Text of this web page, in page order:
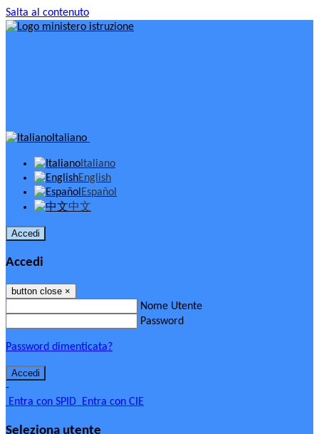
Salta al contenuto
Italiano
Italiano
English
Español
中文
Accedi
Accedi
button close ×
Nome Utente
Password
Password dimenticata?
-
Entra con SPID Entra con CIE
Seleziona utente